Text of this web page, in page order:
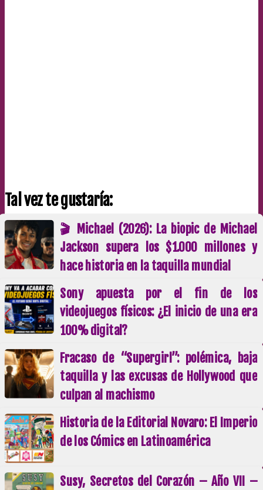
Tal vez te gustaría:
🎬 Michael (2026): La biopic de Michael
Jackson supera los $1.000 millones y
hace historia en la taquilla mundial
Sony apuesta por el fin de los
videojuegos físicos: ¿El inicio de una era
100% digital?
Fracaso de “Supergirl”: polémica, baja
taquilla y las excusas de Hollywood que
culpan al machismo
Historia de la Editorial Novaro: El Imperio
de los Cómics en Latinoamérica
Susy, Secretos del Corazón – Año VII –